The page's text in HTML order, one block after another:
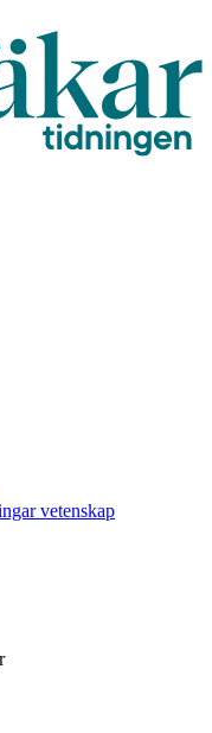
vetenskap